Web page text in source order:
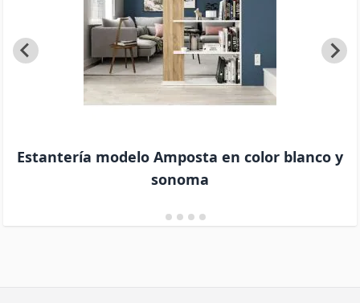
Estantería modelo Amposta en color blanco y
sonoma